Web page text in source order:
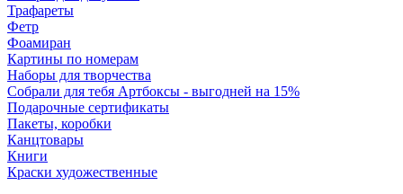
Трафареты
Фетр
Фоамиран
Картины по номерам
Наборы для творчества
Собрали для тебя Артбоксы - выгодней на 15%
Подарочные сертификаты
Пакеты, коробки
Канцтовары
Книги
Краски художественные